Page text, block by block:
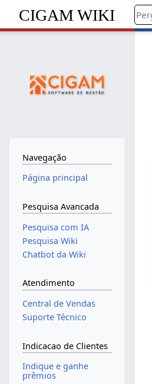
CIGAM WIKI
Navegação
Página principal
Pesquisa Avancada
Pesquisa com IA
Pesquisa Wiki
Chatbot da Wiki
Atendimento
Central de Vendas
Suporte Técnico
Indicacao de Clientes
Indique e ganhe
prêmios